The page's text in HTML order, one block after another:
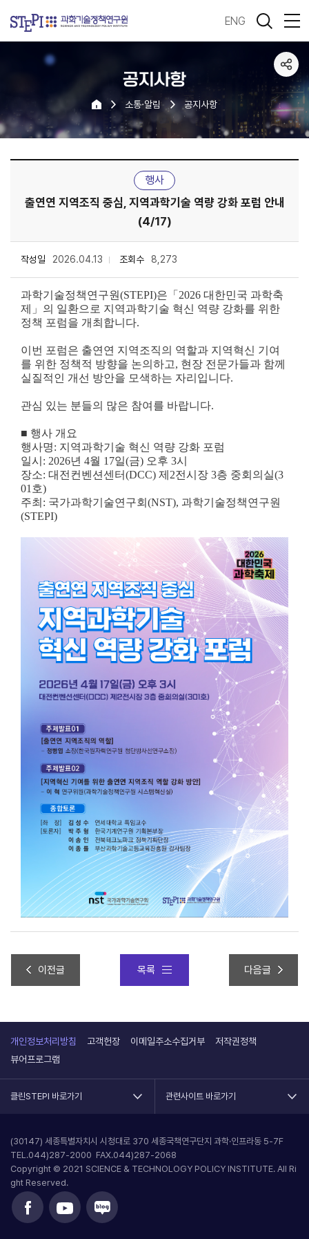
ENG
공지사항
소통·알림 공지사항
행사
출연연 지역조직 중심, 지역과학기술 역량 강화 포럼 안내
(4/17)
작성일 2026.04.13 조회수 8,273
과학기술정책연구원(STEPI)은「2026 대한민국 과학축
제」의 일환으로 지역과학기술 혁신 역량 강화를 위한
정책 포럼을 개최합니다.
이번 포럼은 출연연 지역조직의 역할과 지역혁신 기여
를 위한 정책적 방향을 논의하고, 현장 전문가들과 함께
실질적인 개선 방안을 모색하는 자리입니다.
관심 있는 분들의 많은 참여를 바랍니다.
■ 행사 개요
행사명: 지역과학기술 혁신 역량 강화 포럼
일시: 2026년 4월 17일(금) 오후 3시
장소: 대전컨벤션센터(DCC) 제2전시장 3층 중회의실(3
01호)
주최: 국가과학기술연구회(NST), 과학기술정책연구원
(STEPI)
이전글 목록 다음글
제주돌봄포럼 & 제8회 포용적 도시혁신 포럼 안내 (4/28)
개인정보처리방침 고객헌장 이메일주소수집거부
저작권정책
뷰어프로그램
클린STEPI 바로가기 관련사이트 바로가기
(30147) 세종특별자치시 시청대로 370 세종국책연구단지 과학·인프라동 5-7F
TEL.044)287-2000 FAX.044)287-2068
Copyright © 2021 SCIENCE & TECHNOLOGY POLICY INSTITUTE. All Ri
ght Reserved.